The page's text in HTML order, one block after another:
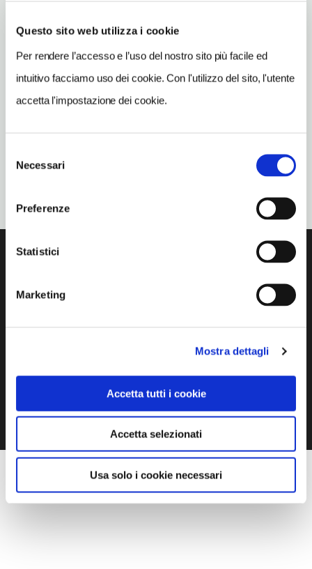
Questo sito web utilizza i cookie
Per rendere l’accesso e l’uso del nostro sito più facile ed
intuitivo facciamo uso dei cookie. Con l'utilizzo del sito, l'utente
accetta l'impostazione dei cookie.
delNecessari
Preferenze
Statistici
Marketing
Mostra dettagli
Accetta tutti i cookie
Accetta selezionati
Usa solo i cookie necessari
classica,di ricerca,cremonese
100
1 / 9